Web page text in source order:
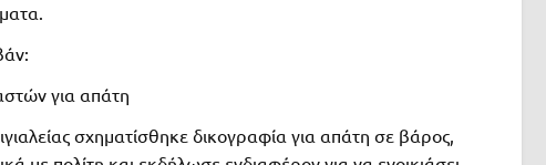
για απάτη
σχηματίσθηκε δικογραφία για απάτη σε βάρος,